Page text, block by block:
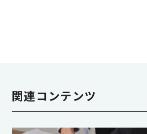
関連コンテンツ